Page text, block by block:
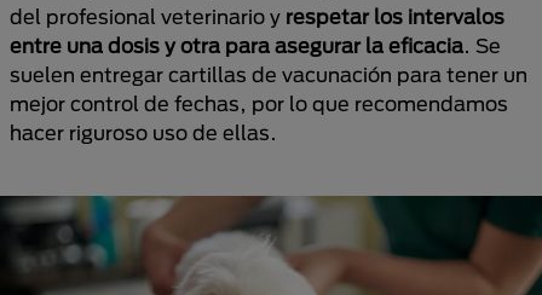
del profesional veterinario y respetar los intervalos
entre una dosis y otra para asegurar la eficacia. Se
suelen entregar cartillas de vacunación para tener un
mejor control de fechas, por lo que recomendamos
hacer riguroso uso de ellas.